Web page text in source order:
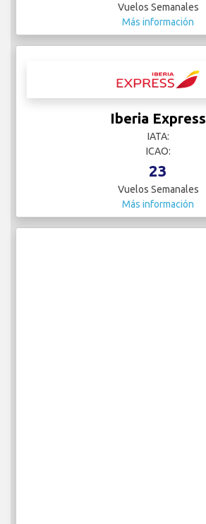
Vuelos Semanales
Más información
Iberia Express
IATA:
ICAO:
23
Vuelos Semanales
Más información